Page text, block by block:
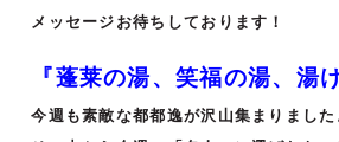
メッセージお待ちしております！
『蓬莱の湯、笑福の湯、湯
今週も素敵な都都逸が沢山集まりました